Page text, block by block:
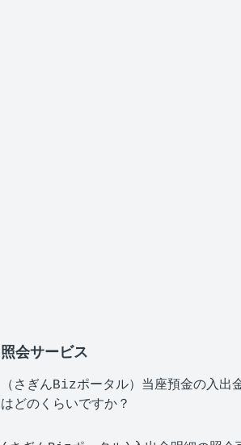
照会サービス
（さぎんBizポータル）当座預金の入出
はどのくらいですか？